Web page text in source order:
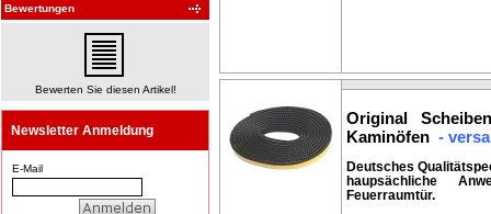
Bewertungen
Bewerten Sie diesen Artikel!
Newsletter Anmeldung
E-Mail
Original
Kaminöfen -
Deutsches
haupsächliche
Feuerraumtür.